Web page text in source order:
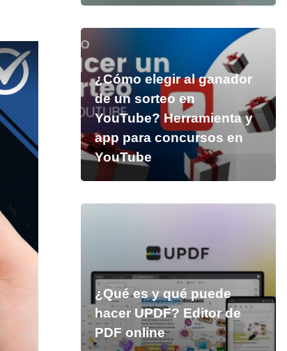
¿Cómo elegir al ganador
de un sorteo en
YouTube? Herramienta y
app para concursos en
YouTube
¿Qué es y qué puede
hacer UPDF? Editor de
PDF online